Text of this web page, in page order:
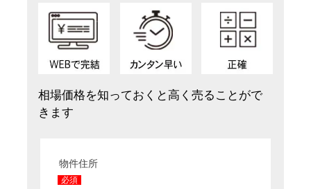
相場価格を知っておくと高く売ることがで
きます
物件住所
必須